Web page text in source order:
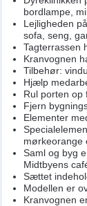
bordlampe,
Lejligheden
sofa, seng,
Tagterrassen
Kranvognen
Tilbehør:
Hjælp
Rul porten
Fjern
Elementer
mørkeorange
Saml og byg
Midtbyens
Sættet
Modellen er
Kranvognen